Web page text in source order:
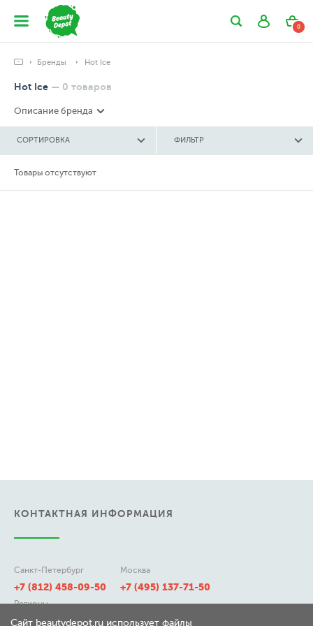
0
Бренды Hot Ice
Hot Ice — 0 товаров
Описание бренда
СОРТИРОВКА ФИЛЬТР
Товары отсутствуют
КОНТАКТНАЯ ИНФОРМАЦИЯ
Санкт-Петербург
+7 (812) 458-09-50
Москва
+7 (495) 137-71-50
Регионы
8 (800) 511-21-50
Сайт beautydepot.ru использует файлы